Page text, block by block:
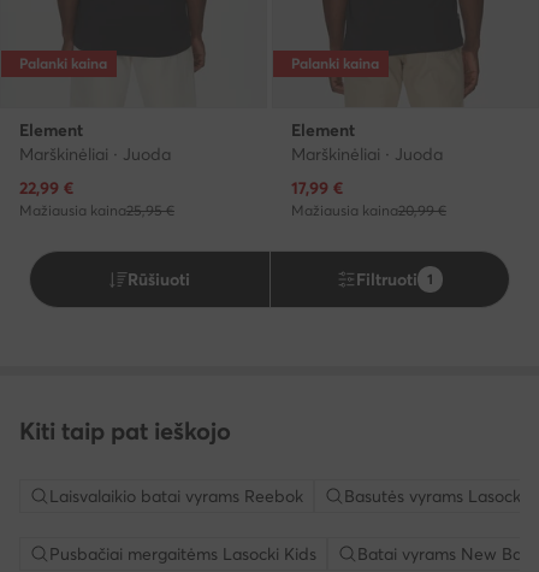
Palanki kaina
Element
Marškinėliai · Juoda
Dabartinė kaina
22,99 €
Mažiausia kaina25,95 €
Palanki kaina
Element
Marškinėliai · Juoda
Dabartinė kaina
17,99 €
Mažiausia kaina20,99 €
Rūšiuoti Filtruoti 1
Kiti taip pat ieškojo
Laisvalaikio batai vyrams Reebok Basutės vyrams Lasocki
Pusbačiai mergaitėms Lasocki Kids Batai vyrams New